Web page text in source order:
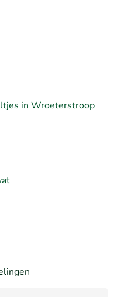
in Wroeterstroop